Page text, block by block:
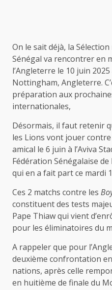
On le sait déjà, la
Sénégal va rencontrer en
l’Angleterre le 10 juin
Nottingham, Angleterre.
préparation aux
internationales,
Désormais, il faut retenir
les Lions vont jouer
amical le 6 juin à l’Aviva
Fédération Sénégalaise de
qui en a fait part ce mardi
Ces 2 matchs contre les
constituent des tests
Pape Thiaw qui vient
pour les éliminatoires du
A rappeler que pour
deuxième confrontation
nations, après celle
en huitième de finale du